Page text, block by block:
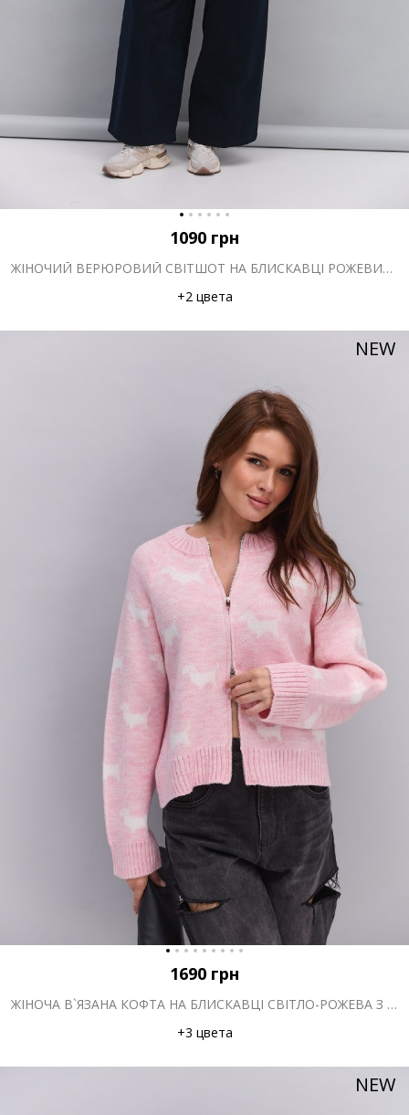
1090 грн
ЖІНОЧИЙ ВЕРЮРОВИЙ СВІТШОТ НА БЛИСКАВЦІ РОЖЕВИЙ З КОМІРОМ-СТІЙКОЮ
+2 цвета
NEW
1690 грн
ЖІНОЧА В`ЯЗАНА КОФТА НА БЛИСКАВЦІ СВІТЛО-РОЖЕВА З ВІЗЕРУНКОМ «ПЕСИКИ»
+3 цвета
NEW